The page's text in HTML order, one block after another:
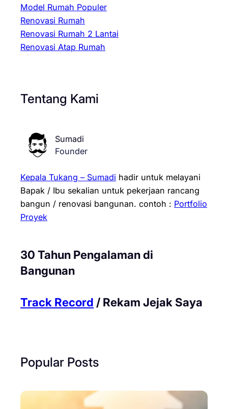
Model Rumah Populer
Renovasi Rumah
Renovasi Rumah 2 Lantai
Renovasi Atap Rumah
Tentang Kami
Sumadi
Founder
Kepala Tukang – Sumadi hadir untuk melayani
Bapak / Ibu sekalian untuk pekerjaan rancang
bangun / renovasi bangunan. contoh : Portfolio
Proyek
30 Tahun Pengalaman di
Bangunan
Track Record / Rekam Jejak Saya
Popular Posts